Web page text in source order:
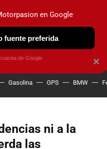
OBSERVATORIO
Gasolina GPS BMW
ni a la
las
×
en Google
fuente preferida
de Google